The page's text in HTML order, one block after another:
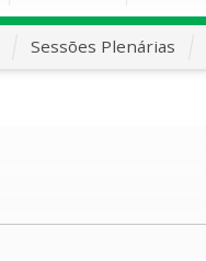
Sessões Plenárias